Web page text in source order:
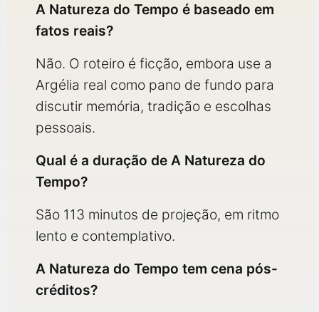
A Natureza do Tempo é baseado em
fatos reais?
Não. O roteiro é ficção, embora use a
Argélia real como pano de fundo para
discutir memória, tradição e escolhas
pessoais.
Qual é a duração de A Natureza do
Tempo?
São 113 minutos de projeção, em ritmo
lento e contemplativo.
A Natureza do Tempo tem cena pós-
créditos?